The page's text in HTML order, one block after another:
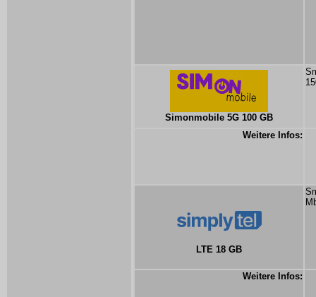
Simonmobile 5G 100 GB
Weitere Infos:
LTE 18 GB
Weitere Infos: